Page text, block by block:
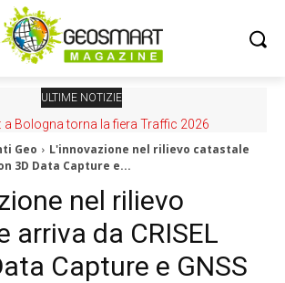
ULTIME NOTIZIE
a Bologna torna la fiera Traffic 2026
Geo
L'innovazione nel rilievo catastale
3D Data Capture e...
nel rilievo
arriva da CRISEL
Capture e GNSS